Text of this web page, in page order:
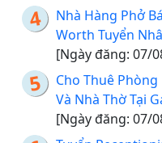
Nhà Hàng Phở
Worth Tuyển
[Ngày đăng: 07/
Cho Thuê Phòng
Và Nhà Thờ Tại
[Ngày đăng: 07/